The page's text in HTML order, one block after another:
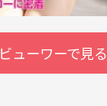
ビューワーで見る